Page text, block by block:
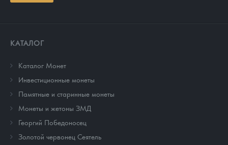
КАТАЛОГ
Каталог Монет
Инвестиционные монеты
Памятные и старинные монеты
Монеты и жетоны ЗМД
Георгий Победоносец
Золотой червонец Сеятель